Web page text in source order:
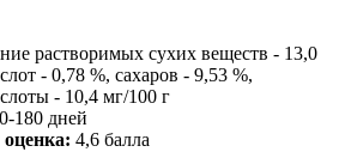
растворимых сухих веществ - 13,0
- 0,78 %, сахаров - 9,53 %,
- 10,4 мг/100 г
180 дней
оценка: 4,6 балла